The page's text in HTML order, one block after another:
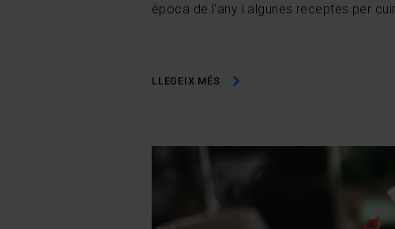
època de l'any i algunes receptes per
LLEGEIX MÉS